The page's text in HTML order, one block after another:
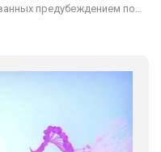
предубеждением по…